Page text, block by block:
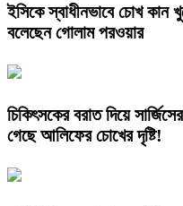
ইসিকে স্বাধীনভাবে চোখ কান
বলেছেন গোলাম পরওয়ার
চিকিৎসকের বরাত দিয়ে
গেছে আলিফের চোখের দৃষ্টি!